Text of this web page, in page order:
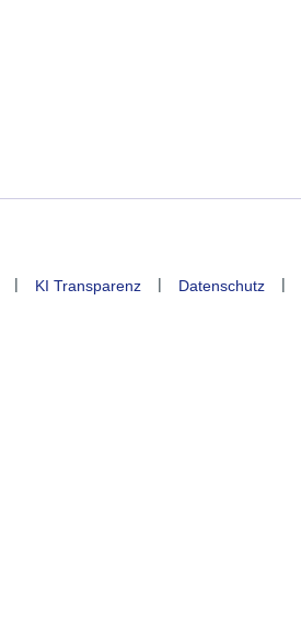
| KI Transparenz | Datenschutz |